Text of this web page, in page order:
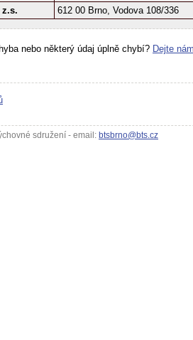
z.s.
612 00 Brno, Vodova 108/336
nebo některý údaj úplně chybí? Dejte
sdružení - email: btsbrno@bts.cz